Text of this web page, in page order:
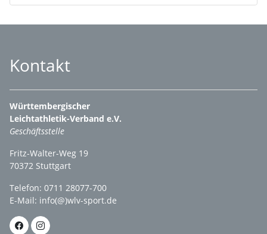
Kontakt
Württembergischer
Leichtathletik-Verband e.V.
Geschäftsstelle
Fritz-Walter-Weg 19
70372 Stuttgart
Telefon: 0711 28077-700
E-Mail: info(@)wlv-sport.de